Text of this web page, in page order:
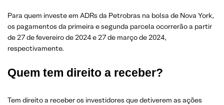
Para quem investe em ADRs da Petrobras na bolsa de Nova York,
os pagamentos da primeira e segunda parcela ocorrerão a partir
de 27 de fevereiro de 2024 e 27 de março de 2024,
respectivamente.
Quem tem direito a receber?
Tem direito a receber os investidores que detiverem as ações